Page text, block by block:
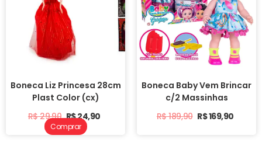
Boneca Liz Princesa 28cm
Plast Color (cx)
R$29,90 R$24,90
Boneca Baby Vem Brincar
c/2 Massinhas
R$189,90 R$169,90
Comprar